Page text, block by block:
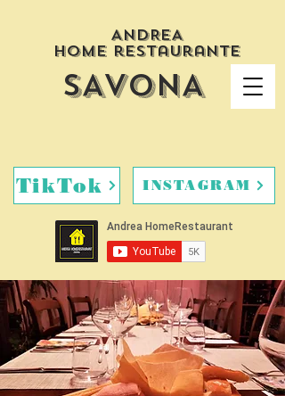
SAVONA
ANDREA
HOME restaurante
TikTok INSTAGRAM